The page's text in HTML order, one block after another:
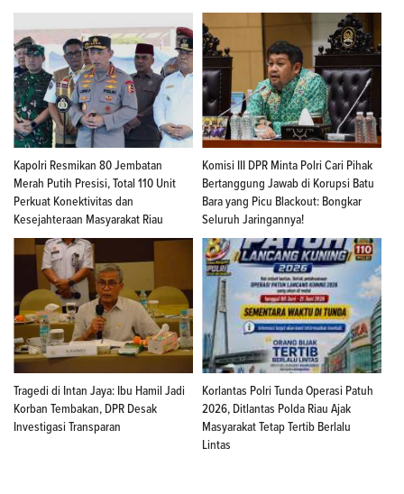
Kapolri Resmikan 80 Jembatan
Merah Putih Presisi, Total 110 Unit
Perkuat Konektivitas dan
Kesejahteraan Masyarakat Riau
Komisi III DPR Minta Polri Cari Pihak
Bertanggung Jawab di Korupsi Batu
Bara yang Picu Blackout: Bongkar
Seluruh Jaringannya!
Tragedi di Intan Jaya: Ibu Hamil Jadi
Korban Tembakan, DPR Desak
Investigasi Transparan
Korlantas Polri Tunda Operasi Patuh
2026, Ditlantas Polda Riau Ajak
Masyarakat Tetap Tertib Berlalu
Lintas